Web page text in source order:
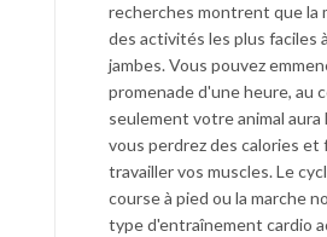
recherches montrent que la
des activités les plus faciles
jambes. Vous pouvez
promenade d'une heure, au
seulement votre animal aura
vous perdrez des calories
travailler vos muscles. Le
course à pied ou la marche
type d'entraînement cardio